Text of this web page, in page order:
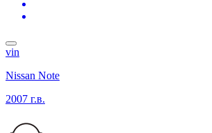
vin
Nissan Note
2007 г.в.